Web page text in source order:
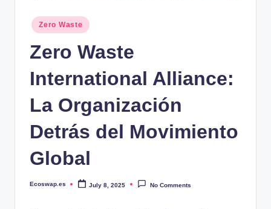
Posted
in
Zero Waste
Zero Waste
International Alliance:
La Organización
Detrás del Movimiento
Global
Posted
Ecoswap.es July 8, 2025 No Comments